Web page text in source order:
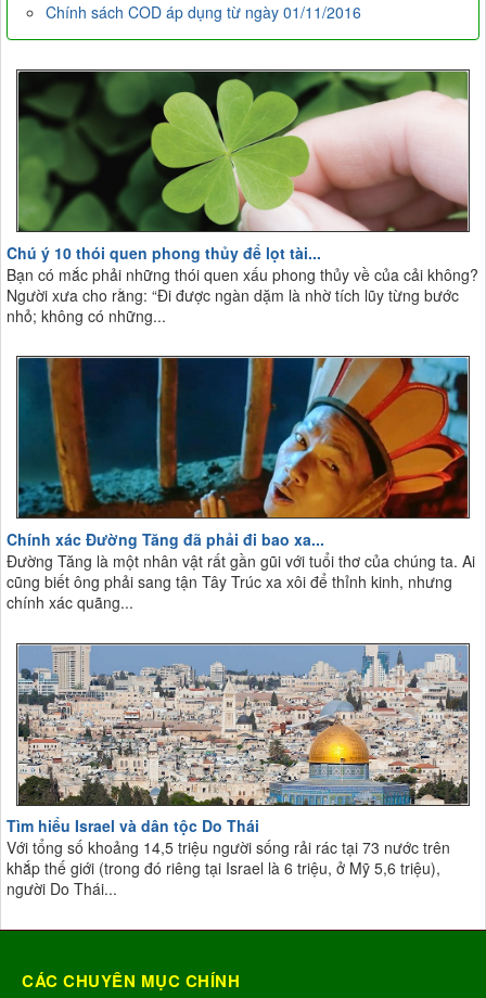
Chính sách COD áp dụng từ ngày 01/11/2016
Chú ý 10 thói quen phong thủy để lọt tài...
Bạn có mắc phải những thói quen xấu phong thủy về của cải không?
Người xưa cho rằng: “Đi được ngàn dặm là nhờ tích lũy từng bước
nhỏ; không có những...
Chính xác Đường Tăng đã phải đi bao xa...
Đường Tăng là một nhân vật rất gần gũi với tuổi thơ của chúng ta. Ai
cũng biết ông phải sang tận Tây Trúc xa xôi để thỉnh kinh, nhưng
chính xác quãng...
Tìm hiểu Israel và dân tộc Do Thái
Với tổng số khoảng 14,5 triệu người sống rải rác tại 73 nước trên
khắp thế giới (trong đó riêng tại Israel là 6 triệu, ở Mỹ 5,6 triệu),
người Do Thái...
CÁC CHUYÊN MỤC CHÍNH